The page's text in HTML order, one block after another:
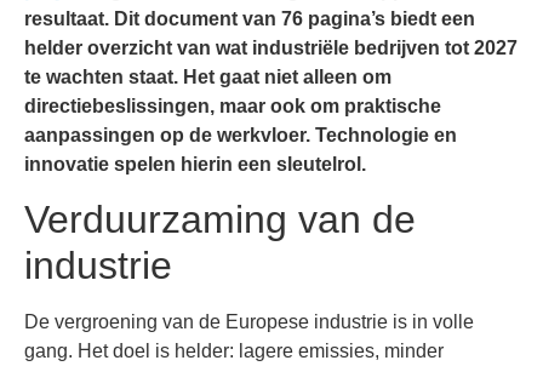
resultaat. Dit document van 76 pagina’s biedt een
helder overzicht van wat industriële bedrijven tot 2027
te wachten staat. Het gaat niet alleen om
directiebeslissingen, maar ook om praktische
aanpassingen op de werkvloer. Technologie en
innovatie spelen hierin een sleutelrol.
Verduurzaming van de
industrie
De vergroening van de Europese industrie is in volle
gang. Het doel is helder: lagere emissies, minder